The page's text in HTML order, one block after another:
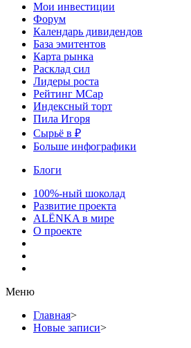
Мои инвестиции
Форум
Календарь дивидендов
База эмитентов
Карта рынка
Расклад сил
Лидеры роста
Рейтинг MCap
Индексный торт
Пила Игоря
Сырьё в ₽
Больше инфографики
Блоги
100%-ный шоколад
Развитие проекта
ALЁNKA в мире
О проекте
Меню
Главная>
Новые записи>